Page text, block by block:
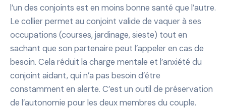
l’un des conjoints est en moins bonne santé que l’autre.
Le collier permet au conjoint valide de vaquer à ses
occupations (courses, jardinage, sieste) tout en
sachant que son partenaire peut l’appeler en cas de
besoin. Cela réduit la charge mentale et l’anxiété du
conjoint aidant, qui n’a pas besoin d’être
constamment en alerte. C’est un outil de préservation
de l’autonomie pour les deux membres du couple.